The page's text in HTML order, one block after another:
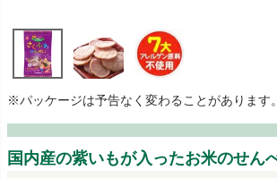
※パッケージは予告なく変わることがあります。
国内産の紫いもが入ったお米のせん